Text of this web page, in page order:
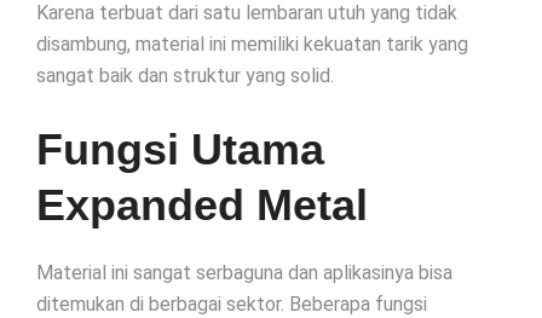
Karena terbuat dari satu lembaran utuh yang tidak
disambung, material ini memiliki kekuatan tarik yang
sangat baik dan struktur yang solid.
Fungsi Utama
Expanded Metal
Material ini sangat serbaguna dan aplikasinya bisa
ditemukan di berbagai sektor. Beberapa fungsi